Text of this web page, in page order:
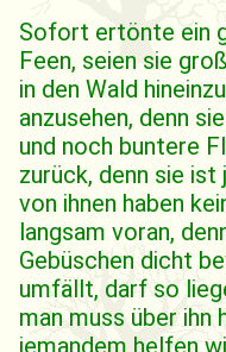
Sofort ertönte ein
Feen, seien sie
in den Wald
anzusehen, denn
und noch buntere
zurück, denn sie
von ihnen haben
langsam voran,
Gebüschen dicht
umfällt, darf so
man muss über ihn
jemandem helfen